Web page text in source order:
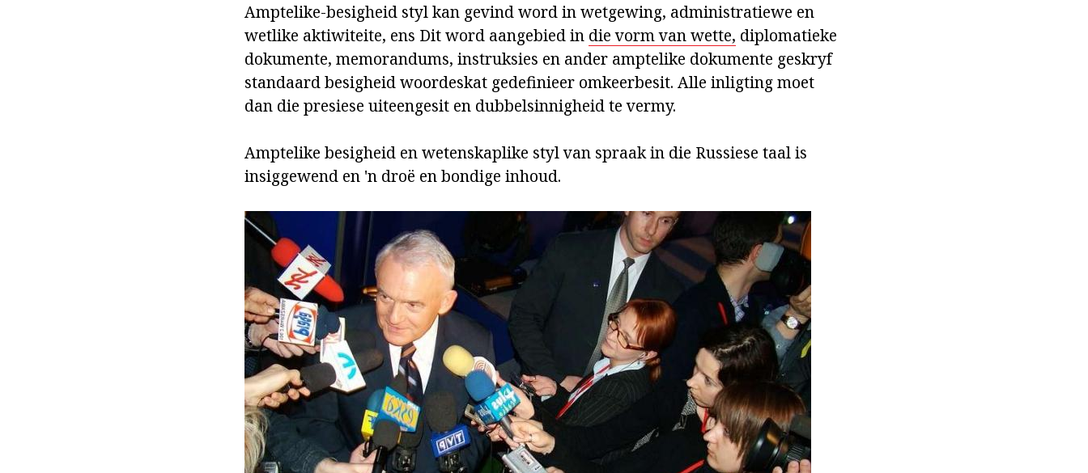
Amptelike-besigheid styl kan gevind word in wetgewing, administratiewe en
wetlike aktiwiteite, ens Dit word aangebied in die vorm van wette, diplomatieke
dokumente, memorandums, instruksies en ander amptelike dokumente geskryf
standaard besigheid woordeskat gedefinieer omkeerbesit. Alle inligting moet
dan die presiese uiteengesit en dubbelsinnigheid te vermy.
Amptelike besigheid en wetenskaplike styl van spraak in die Russiese taal is
insiggewend en 'n droë en bondige inhoud.